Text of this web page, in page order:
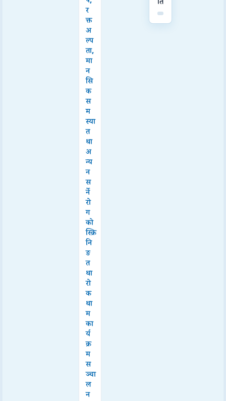
र
क्त
अ
ल्प
ता,
मा
न
सि
क
स
म
स्या
त
था
अ
न्य
न
स
र्ने
रो
ग
को
स्क्रि
नि
ङ
त
था
रो
क
था
म
का
र्य
क्र
म
स
ञ्चा
ल
न